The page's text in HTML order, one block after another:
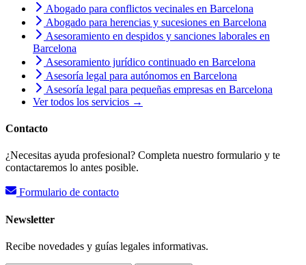
Abogado para conflictos vecinales en Barcelona
Abogado para herencias y sucesiones en Barcelona
Asesoramiento en despidos y sanciones laborales en
Barcelona
Asesoramiento jurídico continuado en Barcelona
Asesoría legal para autónomos en Barcelona
Asesoría legal para pequeñas empresas en Barcelona
Ver todos los servicios →
Contacto
¿Necesitas ayuda profesional? Completa nuestro formulario y te
contactaremos lo antes posible.
Formulario de contacto
Newsletter
Recibe novedades y guías legales informativas.